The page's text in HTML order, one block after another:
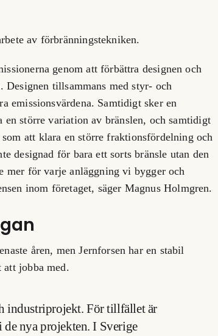
av förbränningstekniken.
genom att förbättra designen och
tillsammans med styr- och
emissionsvärdena. Samtidigt sker en
en större variationav bränslen, och samtidigt
att klara en större fraktionsfördelning och
designad för bara ett sorts bränsle utan den
mer för varje anläggning vi bygger och
inom företaget, säger Magnus Holmgren.
åren, men Jernforsen har en stabil
jobba med.
industriprojekt. För tillfället är
nya projekten. I Sverige